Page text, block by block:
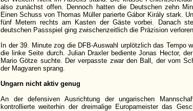
also zunächst offen. Dennoch hatten die Deutschen zehn
Einen Schuss von Thomas Müller parierte Gábor Király stark.
fünf Metern rechts am Kasten der Gäste vorbei. Danach
deutschen Passspiel ging zwischenzeitlich die Präzision
In der 39. Minute zog die DFB-Auswahl urplötzlich das Tempo
die linke Seite durch. Julian Draxler bediente Jonas Hector,
Mario Götze suchte. Der verpasste zwar den Ball, der vom
der Magyaren sprang.
Ungarn nicht aktiv genug
An der defensiven Ausrichtung der ungarischen
kontrollierte weiterhin der dreimalige Europameister das